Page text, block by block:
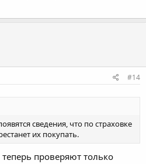
#14
сведения, что по страховке
их покупать.
проверяют только